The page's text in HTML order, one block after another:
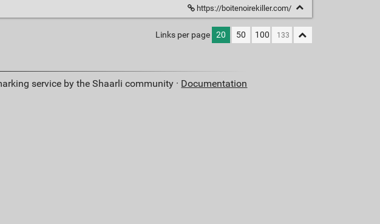
https://boitenoirekiller.com/
Links per page 20 50 100
service by the Shaarli community · Documentation